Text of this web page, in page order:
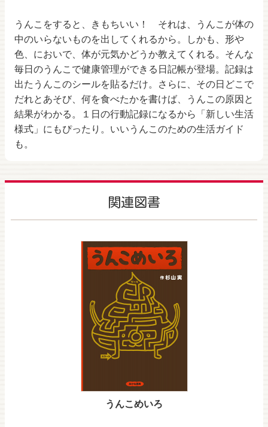
うんこをすると、きもちいい！ それは、うんこが体の
中のいらないものを出してくれるから。しかも、形や
色、においで、体が元気かどうか教えてくれる。そんな
毎日のうんこで健康管理ができる日記帳が登場。記録は
出たうんこのシールを貼るだけ。さらに、その日どこで
だれとあそび、何を食べたかを書けば、うんこの原因と
結果がわかる。１日の行動記録になるから「新しい生活
様式」にもぴったり。いいうんこのための生活ガイド
も。
関連図書
うんこめいろ